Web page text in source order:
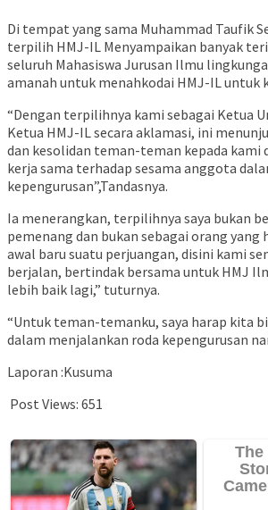
Di tempat yang sama Muhammad Taufik
terpilih HMJ-IL Menyampaikan banyak
seluruh Mahasiswa Jurusan Ilmu
amanah untuk menahkodai HMJ-IL untuk
“Dengan terpilihnya kami sebagai Ketua
Ketua HMJ-IL secara aklamasi, ini
dan kesolidan teman-teman kepada kami
kerja sama terhadap sesama anggota
kepengurusan”,Tandasnya.
Ia menerangkan, terpilihnya saya bukan
pemenang dan bukan sebagai orang yang
awal baru suatu perjuangan, disini kami
berjalan, bertindak bersama untuk HMJ
lebih baik lagi,” tuturnya.
“Untuk teman-temanku, saya harap kita
dalam menjalankan roda kepengurusan
Laporan :Kusuma
Post Views: 651